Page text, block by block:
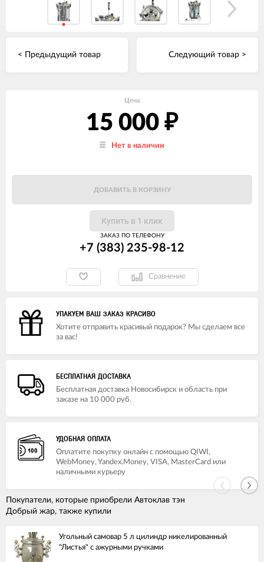
< Предыдущий товар Следующий товар >
Цена
15 000 ₽
Нет в наличии
ДОБАВИТЬ В КОРЗИНУ
Купить в 1 клик
ЗАКАЗ ПО ТЕЛЕФОНУ
+7 (383) 235-98-12
Сравнение
УПАКУЕМ ВАШ ЗАКАЗ КРАСИВО
Хотите отправить красивый подарок? Мы сделаем все
за вас!
БЕСПЛАТНАЯ ДОСТАВКА
Бесплатная доставка Новосибирск и область при
заказе на 10 000 руб.
УДОБНАЯ ОПЛАТА
Оплатите покупку онлайн с помощью QIWI,
WebMoney, Yandex.Money, VISA, MasterCard или
наличными курьеру
Покупатели, которые приобрели Автоклав тэн
Добрый жар, также купили
Угольный самовар 5 л цилиндр никелированный
"Листья" с ажурными ручками